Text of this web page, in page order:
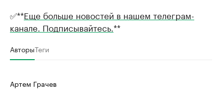
✅**Еще больше новостей в нашем телеграм-
канале. Подписывайтесь. **
АвторыТеги
Артем Грачев